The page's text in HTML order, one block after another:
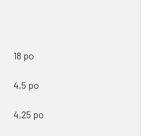
18 po
4,5 po
4,25 po